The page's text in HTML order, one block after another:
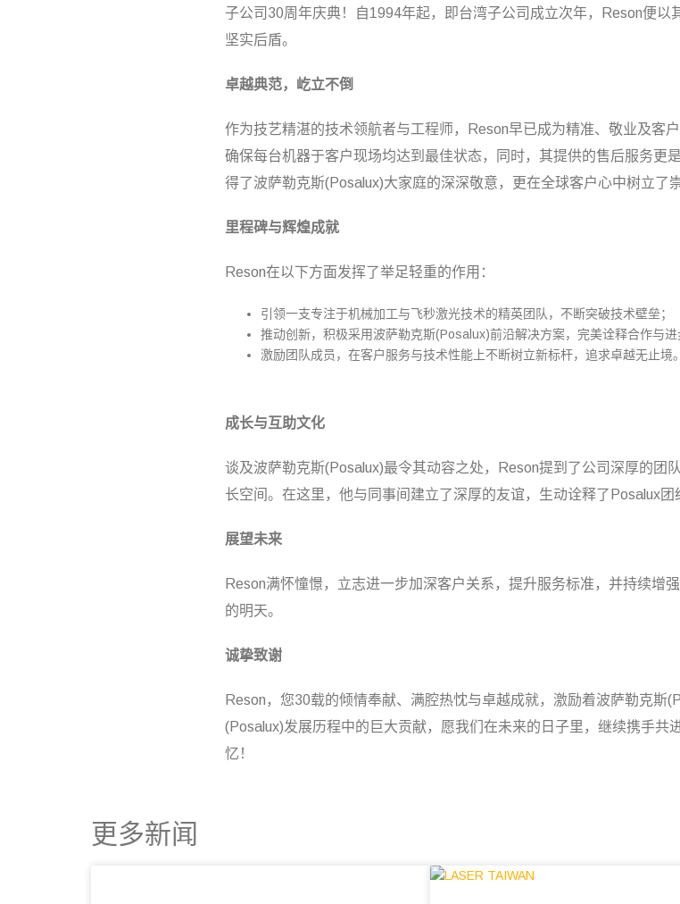
子公司30周年庆典！自1994年起，即台湾子公司成立次年，Reson便
坚实后盾。
卓越典范，屹立不倒
作为技艺精湛的技术领航者与工程师，Reson早已成为精准、敬业及客
确保每台机器于客户现场均达到最佳状态，同时，其提供的售后服务更
得了波萨勒克斯(Posalux)大家庭的深深敬意，更在全球客户心中树立了
里程碑与辉煌成就
Reson在以下方面发挥了举足轻重的作用：
引领一支专注于机械加工与飞秒激光技术的精英团队，不断突破技术壁垒；
推动创新，积极采用波萨勒克斯(Posalux)前沿解决方案，完美诠释合作与进
激励团队成员，在客户服务与技术性能上不断树立新标杆，追求卓越无止境。
成长与互助文化
谈及波萨勒克斯(Posalux)最令其动容之处，Reson提到了公司深厚的团
长空间。在这里，他与同事间建立了深厚的友谊，生动诠释了Posalux团
展望未来
Reson满怀憧憬，立志进一步加深客户关系，提升服务标准，并持续增
的明天。
诚挚致谢
Reson，您30载的倾情奉献、满腔热忱与卓越成就，激励着波萨勒克斯
(Posalux)发展历程中的巨大贡献，愿我们在未来的日子里，继续携手共
忆！
更多新闻